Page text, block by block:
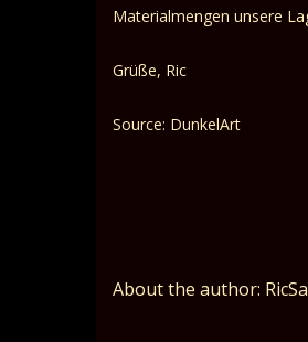
Materialmengen unsere
Grüße, Ric
Source: DunkelArt
About the author: